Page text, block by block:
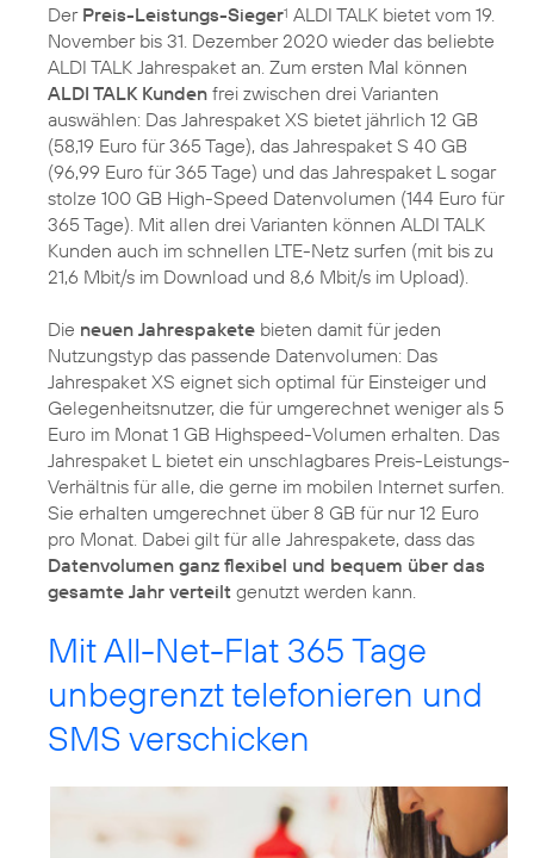
Der Preis-Leistungs-Sieger1 ALDI TALK bietet vom 19.
November bis 31. Dezember 2020 wieder das beliebte
ALDI TALK Jahrespaket an. Zum ersten Mal können
ALDI TALK Kunden frei zwischen drei Varianten
auswählen: Das Jahrespaket XS bietet jährlich 12 GB
(58,19 Euro für 365 Tage), das Jahrespaket S 40 GB
(96,99 Euro für 365 Tage) und das Jahrespaket L sogar
stolze 100 GB High-Speed Datenvolumen (144 Euro für
365 Tage). Mit allen drei Varianten können ALDI TALK
Kunden auch im schnellen LTE-Netz surfen (mit bis zu
21,6 Mbit/s im Download und 8,6 Mbit/s im Upload).
Die neuen Jahrespakete bieten damit für jeden
Nutzungstyp das passende Datenvolumen: Das
Jahrespaket XS eignet sich optimal für Einsteiger und
Gelegenheitsnutzer, die für umgerechnet weniger als 5
Euro im Monat 1 GB Highspeed-Volumen erhalten. Das
Jahrespaket L bietet ein unschlagbares Preis-Leistungs-
Verhältnis für alle, die gerne im mobilen Internet surfen.
Sie erhalten umgerechnet über 8 GB für nur 12 Euro
pro Monat. Dabei gilt für alle Jahrespakete, dass das
Datenvolumen ganz flexibel und bequem über das
gesamte Jahr verteilt genutzt werden kann.
Mit All-Net-Flat 365 Tage
unbegrenzt telefonieren und
SMS verschicken